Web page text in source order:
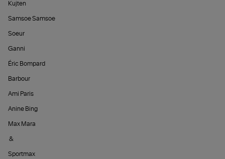
Kujten
Samsoe Samsoe
Soeur
Ganni
Éric Bompard
Barbour
Ami Paris
Anine Bing
Max Mara
&
Sportmax